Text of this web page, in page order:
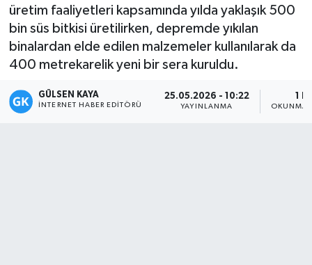
üretim faaliyetleri kapsamında yılda yaklaşık 500
bin süs bitkisi üretilirken, depremde yıkılan
binalardan elde edilen malzemeler kullanılarak da
400 metrekarelik yeni bir sera kuruldu.
GÜLSEN KAYA
İNTERNET HABER EDITÖRÜ
25.05.2026 - 10:22
YAYINLANMA OKUNMA
Kültür - Sanat
Magazin